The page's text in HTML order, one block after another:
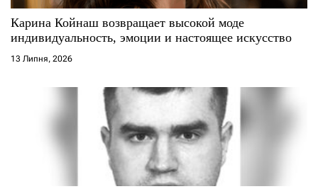
с
і
в
Карина Койнаш возвращает высокой моде
индивидуальность, эмоции и настоящее искусство
13 Липня, 2026